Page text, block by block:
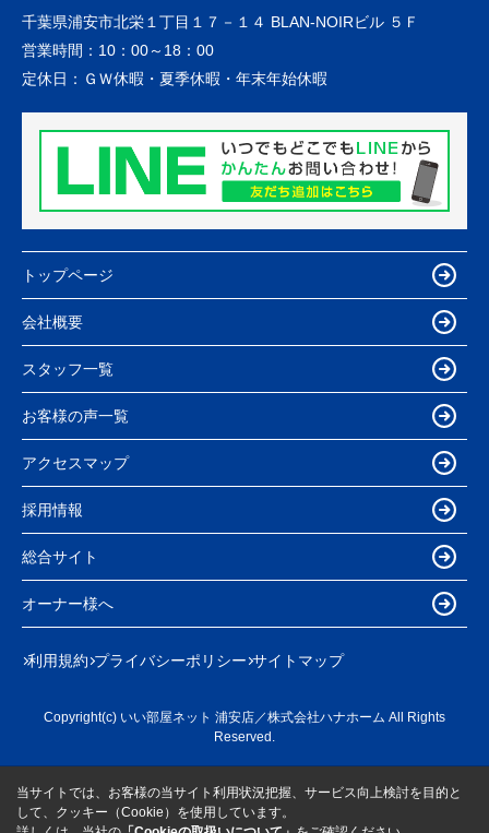
千葉県浦安市北栄１丁目１７－１４ BLAN-NOIRビル ５Ｆ
営業時間： 10：00～18：00
定休日： ＧＷ休暇・夏季休暇・年末年始休暇
トップページ
会社概要
スタッフ一覧
お客様の声一覧
アクセスマップ
採用情報
総合サイト
オーナー様へ
利用規約 プライバシーポリシー サイトマップ
Copyright(c) いい部屋ネット 浦安店／株式会社ハナホーム All Rights
Reserved.
当サイトでは、お客様の当サイト利用状況把握、サービス向上検討を目的と
して、クッキー（Cookie）を使用しています。